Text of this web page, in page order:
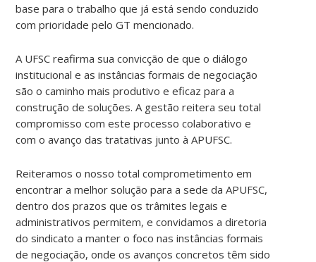
base para o trabalho que já está sendo conduzido
com prioridade pelo GT mencionado.
A UFSC reafirma sua convicção de que o diálogo
institucional e as instâncias formais de negociação
são o caminho mais produtivo e eficaz para a
construção de soluções. A gestão reitera seu total
compromisso com este processo colaborativo e
com o avanço das tratativas junto à APUFSC.
Reiteramos o nosso total comprometimento em
encontrar a melhor solução para a sede da APUFSC,
dentro dos prazos que os trâmites legais e
administrativos permitem, e convidamos a diretoria
do sindicato a manter o foco nas instâncias formais
de negociação, onde os avanços concretos têm sido